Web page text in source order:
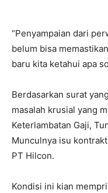
“Penyampaian dari
belum bisa
baru kita ketahui apa
Berdasarkan surat
masalah krusial yang
Keterlambatan Gaji,
Munculnya isu
PT Hilcon.
Kondisi ini kian